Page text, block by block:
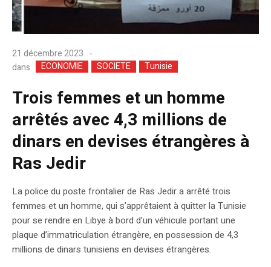
21 décembre 2023
dans
ECONOMIE SOCIETE Tunisie
Trois femmes et un homme
arrêtés avec 4,3 millions de
dinars en devises étrangères à
Ras Jedir
La police du poste frontalier de Ras Jedir a arrêté trois
femmes et un homme, qui s’apprêtaient à quitter la Tunisie
pour se rendre en Libye à bord d’un véhicule portant une
plaque d’immatriculation étrangère, en possession de 4,3
millions de dinars tunisiens en devises étrangères.